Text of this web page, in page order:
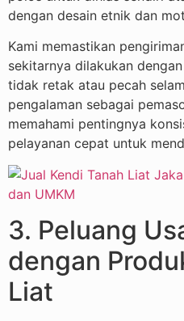
dengan desain etnik dan
Kami memastikan
sekitarnya dilakukan
tidak retak atau pecah
pengalaman sebagai
memahami pentingnya
pelayanan cepat untuk
3. Peluang
dengan
Liat